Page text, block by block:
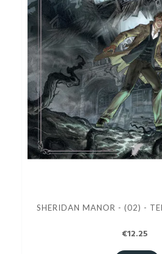
SHERIDAN MANOR - (02) -
€12.25